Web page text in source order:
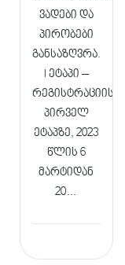
ვადები და
პირობები
განსაზღვრა.
I ეტაპი –
რეგისტრაციის
პირველ
ეტაპზე, 2023
წლის 6
მარტიდან
20…